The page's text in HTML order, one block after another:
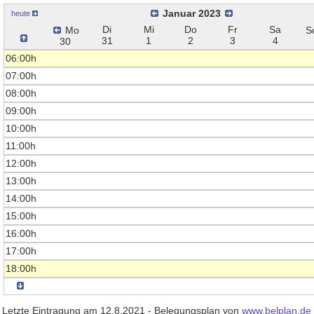
heute
Januar 2023
Mo
30
Di
31
Mi
1
Do
2
Fr
3
Sa
4
06:00h
07:00h
08:00h
09:00h
10:00h
11:00h
12:00h
13:00h
14:00h
15:00h
16:00h
17:00h
18:00h
Letzte Eintragung am 12.8.2021 - Belegungsplan von www.belplan.de